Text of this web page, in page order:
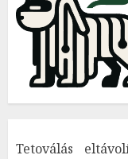
Tetoválás